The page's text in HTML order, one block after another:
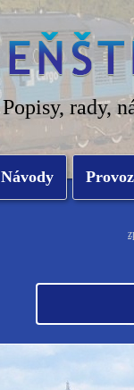
Popisy, rady,
Návody Provoz